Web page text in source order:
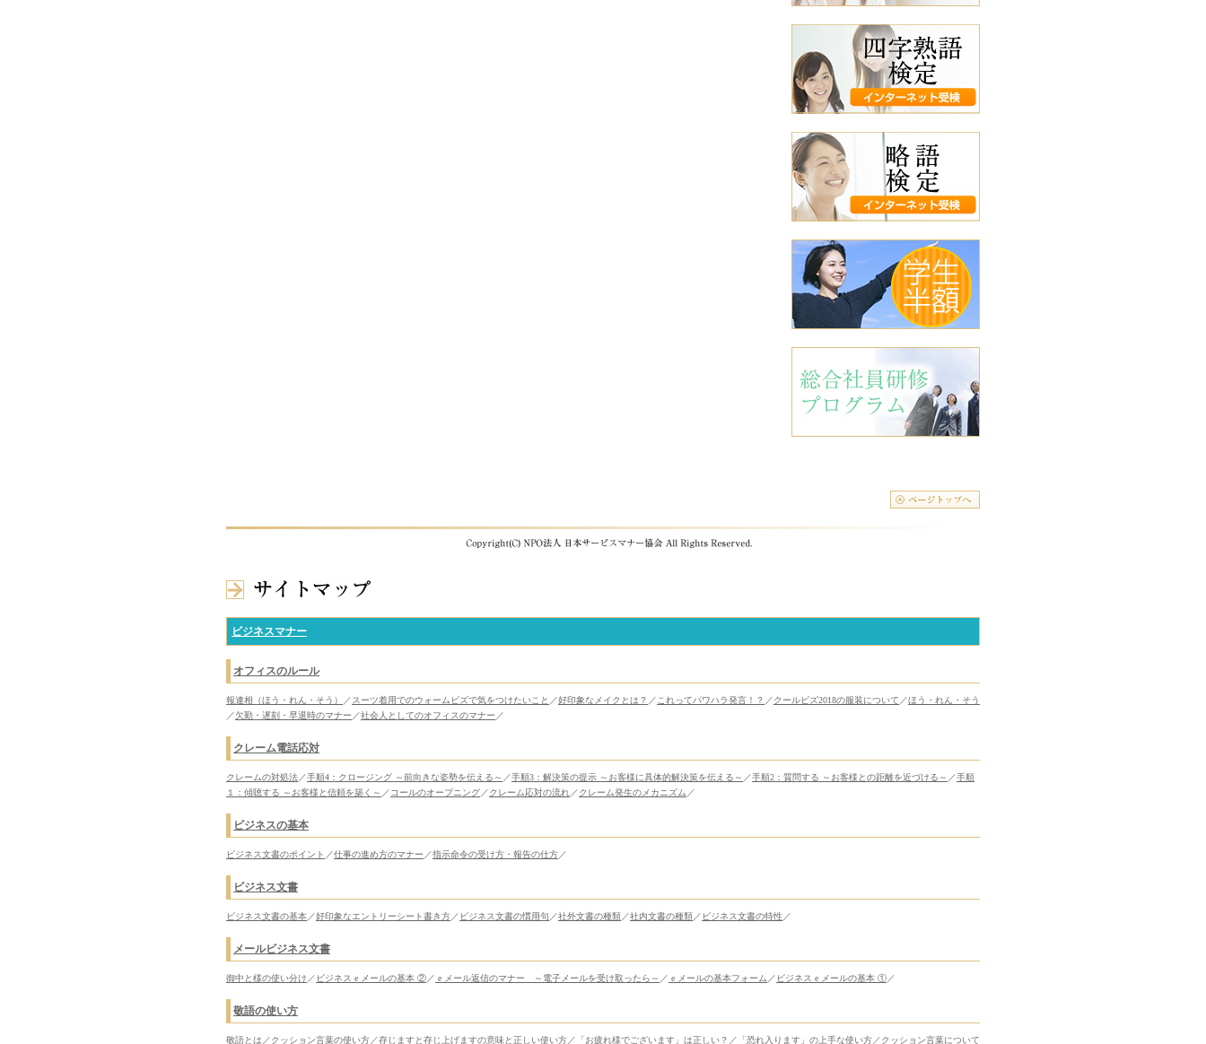
ビジネスマナー
オフィスのルール
報連相（ほう・れん・そう） ／スーツ着用でのウォームビズで気をつけたいこと ／好印象なメイクとは？ ／ これってパワハラ発言！？ ／クールビズ2018の服装について ／ほう・れん・そう
／欠勤・遅刻・早退時のマナー ／社会人としてのオフィスのマナー ／
クレーム電話応対
クレームの対処法 ／手順4：クロージング ～前向きな姿勢を伝える～ ／手順3：解決策の提示 ～お客様に具体的解決策を伝える～ ／手順2：質問する ～お客様との距離を近づける～ ／手順
１：傾聴する ～お客様と信頼を築く～ ／コールのオープニング ／クレーム応対の流れ ／クレーム発生のメカニズム ／
ビジネスの基本
ビジネス文書のポイント ／仕事の進め方のマナー ／指示命令の受け方・報告の仕方 ／
ビジネス文書
ビジネス文書の基本 ／好印象なエントリーシート書き方 ／ ビジネス文書の慣用句 ／社外文書の種類 ／社内文書の種類 ／ ビジネス文書の特性 ／
メールビジネス文書
御中と様の使い分け ／ ビジネス e メールの基本 ② ／ e メール返信のマナー ～電子メールを受け取ったら～ ／ e メールの基本フォーム ／ ビジネス e メールの基本 ① ／
敬語の使い方
敬語とは ／クッション言葉の使い方 ／存じますと存じ上げますの意味と正しい使い方 ／ 「お疲れ様でございます」は正しい？ ／ 「恐れ入ります」の上手な使い方 ／クッション言葉について